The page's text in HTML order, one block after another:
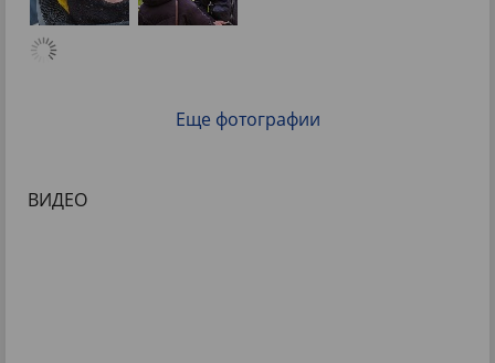
Еще фотографии
ВИДЕО